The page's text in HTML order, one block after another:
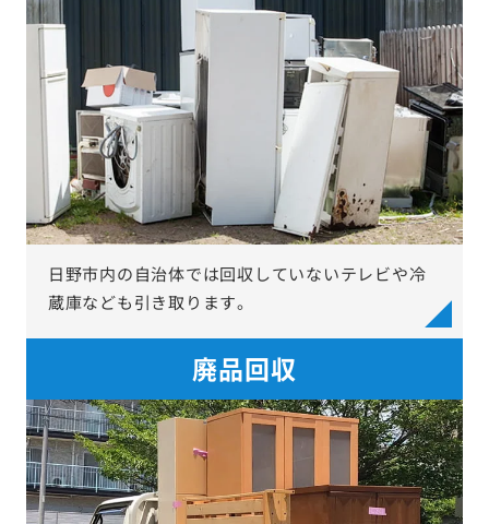
日野市内の自治体では回収していないテレビや冷
蔵庫なども引き取ります。
廃品回収